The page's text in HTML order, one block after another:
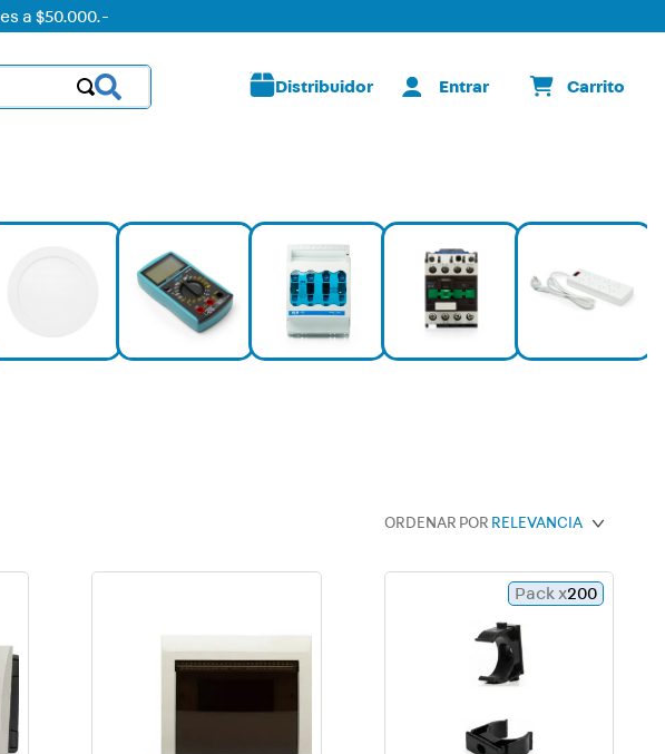
a $50.000.-
Distribuidor
ORDENAR POR RELEVANCIA
Pack x200